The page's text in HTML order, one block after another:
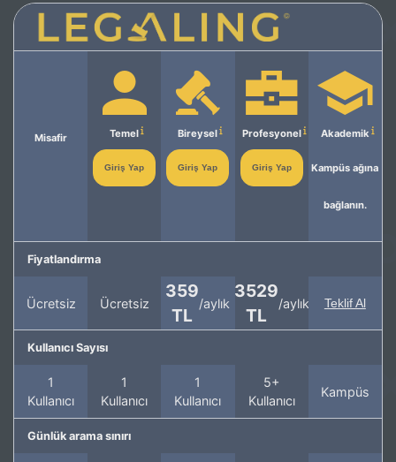
Misafir Temel
Giriş Yap
Bireysel
Giriş Yap
Profesyonel
Giriş Yap
Akademik
Kampüs ağına
bağlanın.
Fiyatlandırma
Ücretsiz Ücretsiz
359
TL
/aylık
3529
TL
/aylık Teklif Al
Kullanıcı Sayısı
1
Kullanıcı
1
Kullanıcı
1
Kullanıcı
5+
Kullanıcı
Kampüs
Günlük arama sınırı